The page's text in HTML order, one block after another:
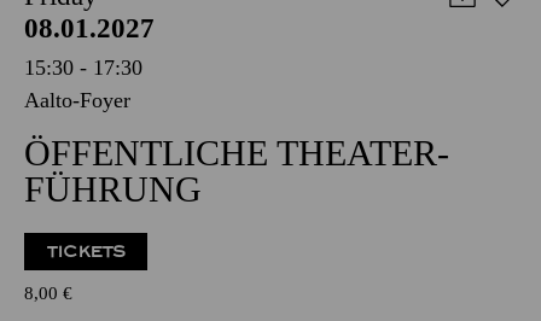
08.01.2027
15:30 - 17:30
Aalto-Foyer
ÖFFENTLICHE THEATER­
FÜHRUNG
TICKETS
8,00 €